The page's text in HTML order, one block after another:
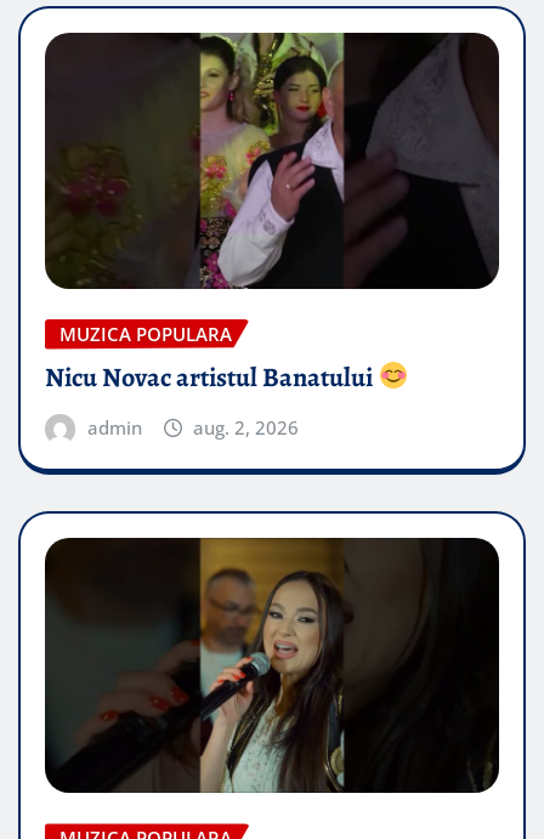
MUZICA POPULARA
Nicu Novac artistul Banatului
admin aug. 2, 2026